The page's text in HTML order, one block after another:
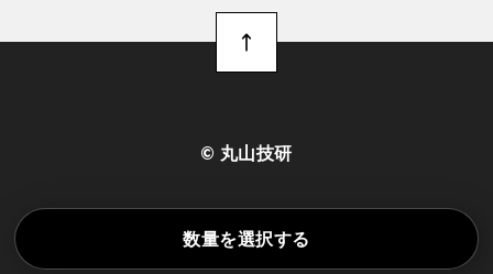
数量を選択する
©︎ 丸山技研